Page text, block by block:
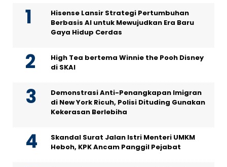
Hisense Lansir Strategi Pertumbuhan
Berbasis AI untuk Mewujudkan Era Baru
Gaya Hidup Cerdas
High Tea bertema Winnie the Pooh Disney
di SKAI
Demonstrasi Anti-Penangkapan Imigran
di New York Ricuh, Polisi Dituding Gunakan
Kekerasan Berlebiha
Skandal Surat Jalan Istri Menteri UMKM
Heboh, KPK Ancam Panggil Pejabat